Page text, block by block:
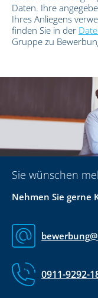
Daten. Ihre
Ihres Anliegens
finden Sie in der
Gruppe zu
Sie wünschen
Nehmen Sie gerne
0911-9292-